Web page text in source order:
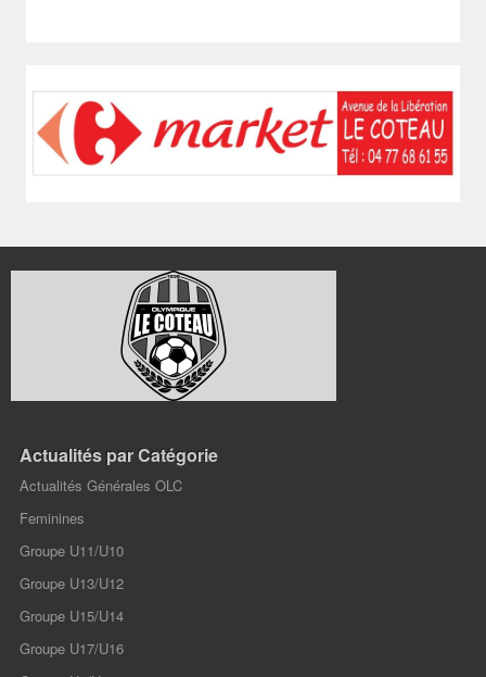
Actualités par Catégorie
Actualités Générales OLC
Feminines
Groupe U11/U10
Groupe U13/U12
Groupe U15/U14
Groupe U17/U16